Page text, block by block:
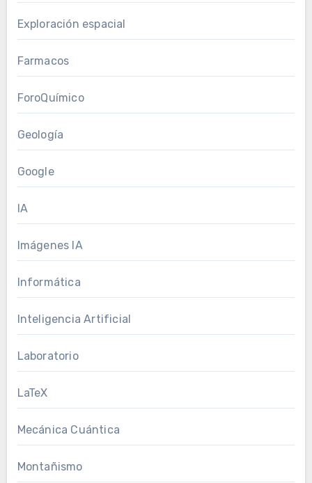
Exploración espacial
Farmacos
ForoQuímico
Geología
Google
IA
Imágenes IA
Informática
Inteligencia Artificial
Laboratorio
LaTeX
Mecánica Cuántica
Montañismo